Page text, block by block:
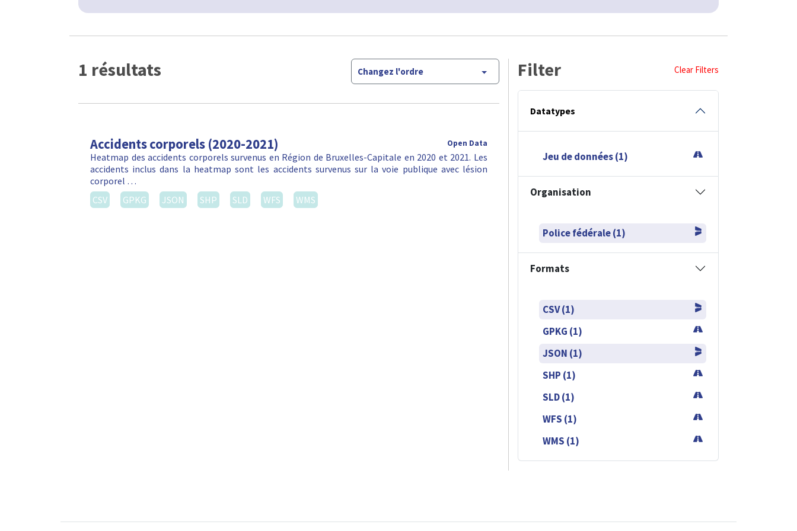
1 résultats Changez l'ordre
Accidents corporels (2020-2021) Open Data
Heatmap des accidents corporels survenus en Région de Bruxelles-Capitale en 2020 et 2021. Les
accidents inclus dans la heatmap sont les accidents survenus sur la voie publique avec lésion
corporel …
CSV
GPKG JSON SHP SLD WFS WMS
Filter Clear Filters
Datatypes
Jeu de données (1)
Organisation
Police fédérale (1)
Formats
CSV (1)
GPKG (1)
JSON (1)
SHP (1)
SLD (1)
WFS (1)
WMS (1)